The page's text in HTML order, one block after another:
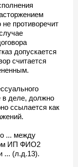
противоречит
допускается
считается
в деле, должно
ссылается как
... между
ИП ФИО2
... (л.д.13).